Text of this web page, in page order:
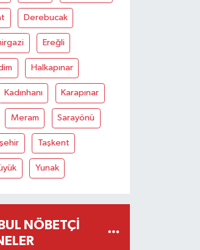
Derebucak
Ereğli
Halkapınar
Kadınhanı Karapınar
Meram Sarayönü
Taşkent
Yunak
NÖBETÇI